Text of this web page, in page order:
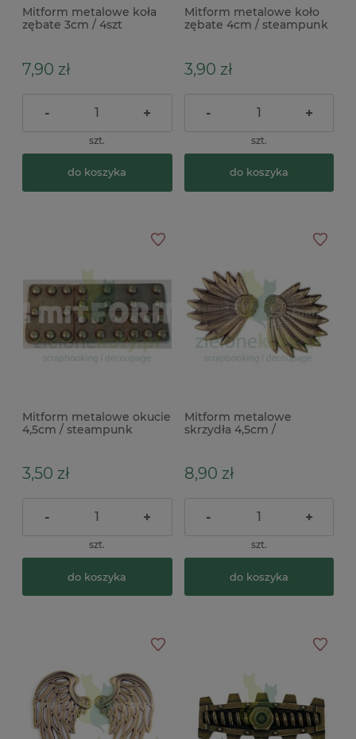
Mitform metalowe koła
zębate 3cm / 4szt
7,90 zł
- +
szt.
do koszyka
Mitform metalowe koło
zębate 4cm / steampunk
3,90 zł
- +
szt.
do koszyka
Mitform metalowe okucie
4,5cm / steampunk
3,50 zł
- +
szt.
do koszyka
Mitform metalowe
skrzydła 4,5cm /
8,90 zł
- +
szt.
do koszyka